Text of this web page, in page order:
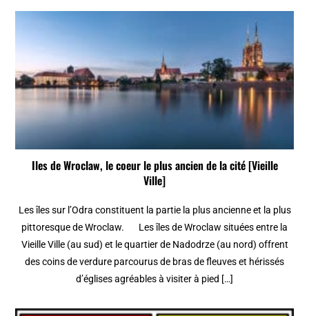
Iles de Wroclaw, le coeur le plus ancien de la cité [Vieille
Ville]
Les îles sur l’Odra constituent la partie la plus ancienne et la plus
pittoresque de Wroclaw. Les îles de Wroclaw situées entre la
Vieille Ville (au sud) et le quartier de Nadodrze (au nord) offrent
des coins de verdure parcourus de bras de fleuves et hérissés
d’églises agréables à visiter à pied […]